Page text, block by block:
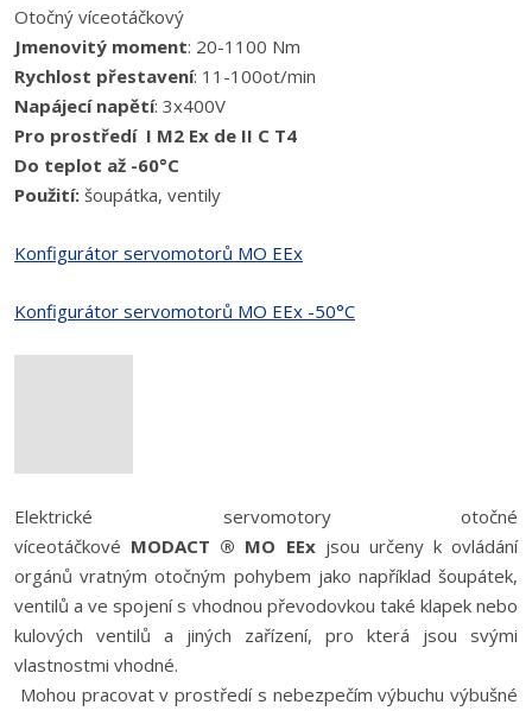
Otočný víceotáčkový
Jmenovitý moment: 20-1100 Nm
Rychlost přestavení: 11-100ot/min
Napájecí napětí: 3x400V
Pro prostředí I M2 Ex de II C T4
Do teplot až -60°C
Použití: šoupátka, ventily
Konfigurátor servomotorů MO EEx
Konfigurátor servomotorů MO EEx -50°C
Elektrické servomotory otočné
víceotáčkové MODACT ® MO EExjsou určeny k ovládání
orgánů vratným otočným pohybem jako například šoupátek,
ventilů a ve spojení s vhodnou převodovkou také klapek nebo
kulových ventilů a jiných zařízení, pro která jsou svými
vlastnostmi vhodné.
Mohou pracovat v prostředí s nebezpečím výbuchu výbušné